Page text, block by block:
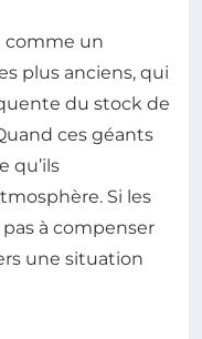
comme un
plus anciens, qui
du stock de
ces géants
qu’ils
Si les
à compenser
une situation